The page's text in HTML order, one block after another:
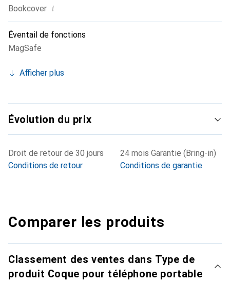
Bookcover i
Éventail de fonctions
MagSafe
Afficher plus
Évolution du prix
Droit de retour de 30 jours
Conditions de retour
24 mois Garantie (Bring-in)
Conditions de garantie
Comparer les produits
Classement des ventes dans Type de
produit Coque pour téléphone portable